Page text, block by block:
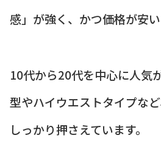
感」が強く、かつ価格が安い
10代から20代を中心に人気
型やハイウエストタイプな
しっかり押さえています。